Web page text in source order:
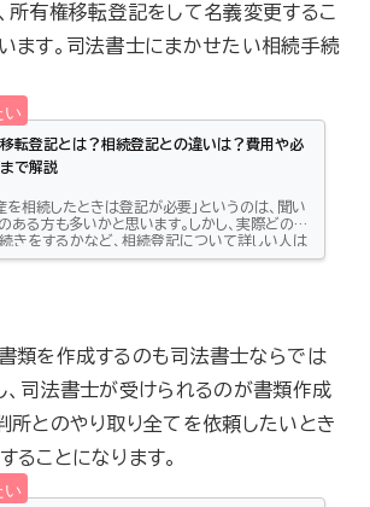
所有権移転登記をして名義変更するこ
ます。司法書士にまかせたい相続手続
転登記とは？相続登記との違いは？費用や必
で解説
を相続したときは登記が必要」というのは、聞い
ある方も多いかと思います。しかし、実際どのよ
きをするかなど、相続登記について詳しい人は
ないでしょう。相続登記は「所有権移転登記」の
く知りたい人」この記事のポイン...
類を作成するのも司法書士ならでは
、司法書士が受けられるのが書類作成
所とのやり取り全てを依頼したいとき
ることになります。